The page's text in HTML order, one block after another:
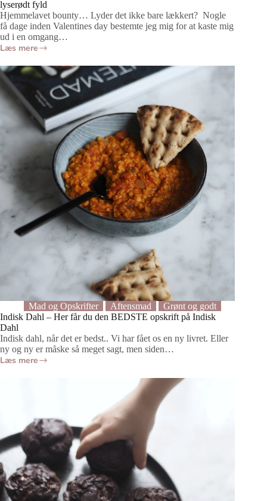
lyserødt fyld
Hjemmelavet bounty… Lyder det ikke bare lækkert? Nogle
få dage inden Valentines day bestemte jeg mig for at kaste mig
ud i en omgang…
Læs mere
Hjemmelavet
Bounty
|
Plantebaseret
kokoskonfekt
med
lyserødt
fyld
Mad og Opskrifter Aftensmad
Grønt og godt
Indisk Dahl – Her får du den BEDSTE opskrift på Indisk
Dahl
Indisk dahl, når det er bedst.. Vi har fået os en ny livret. Eller
ny og ny er måske så meget sagt, men siden…
Læs mere
Indisk
den
BEDSTE
opskrift
på
Indisk
Dahl